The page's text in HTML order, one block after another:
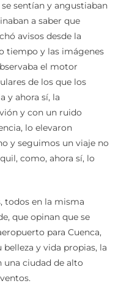
sentían y angustiaban
a saber que
avisos desde la
tiempo y las imágenes
el motor
de los que los
y ahora sí, la
y con un ruido
lo elevaron
y seguimos un viaje no
como, ahora sí, lo
todos en la misma
que opinan que se
para Cuenca,
y vida propias, la
ciudad de alto